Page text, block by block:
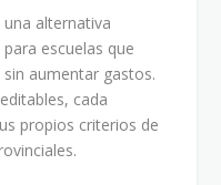
alternativa
escuelas que
aumentar gastos.
cada
propios criterios de